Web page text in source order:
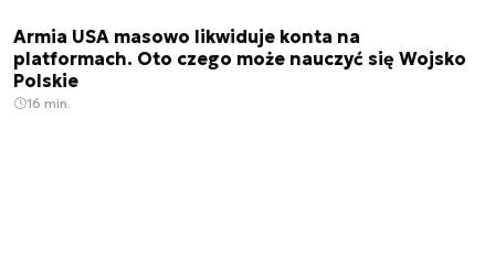
Armia USA masowo likwiduje konta na
platformach. Oto czego może nauczyć się Wojsko
Polskie
16 min.